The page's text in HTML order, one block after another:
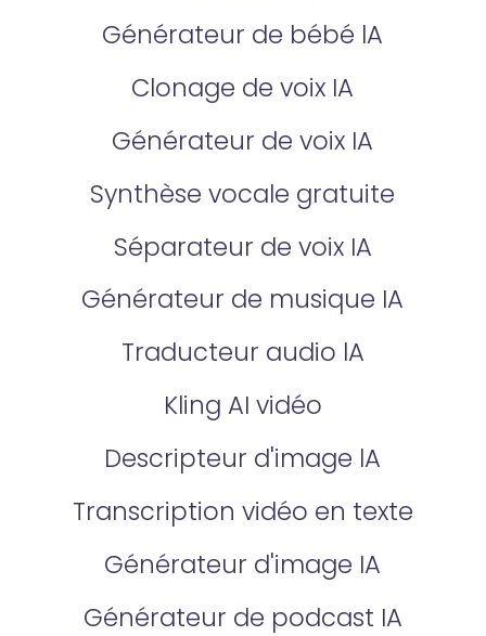
Générateur de bébé lA
Clonage de voix IA
Générateur de voix IA
Synthèse vocale gratuite
Séparateur de voix IA
Générateur de musique IA
Traducteur audio lA
Kling AI vidéo
Descripteur d'image lA
Transcription vidéo en texte
Générateur d'image IA
Générateur de podcast IA